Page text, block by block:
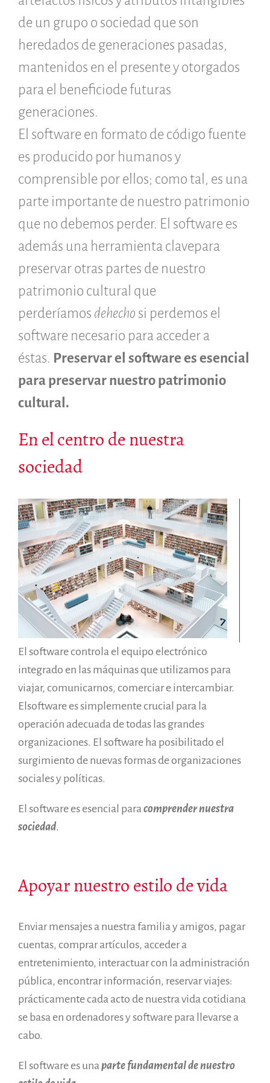
Código historico
SWH Acquisition Process
Software Stories
Usarios
Embajadores
Estudiantes
Grants
Apoyo
ALIG
Colaboradores
A propósito
FAQ
Eventos
Newsletter
Publicaciones
Informes anuales
Español
English
Français
de un grupo o sociedad que son
heredados de generaciones pasadas,
mantenidos en el presente y otorgados
para el beneficiode futuras
generaciones.
El software en formato de código fuente
es producido por humanos y
comprensible por ellos; como tal, es una
parte importante de nuestro patrimonio
que no debemos perder. El software es
además una herramienta clavepara
preservar otras partes de nuestro
patrimonio cultural que
perderíamos dehecho si perdemos el
software necesario para acceder a
éstas. Preservar el software es esencial
para preservar nuestro patrimonio
cultural.
En el centro de nuestra
sociedad
El software controla el equipo electrónico
integrado en las máquinas que utilizamos para
viajar, comunicarnos, comerciar e intercambiar.
Elsoftware es simplemente crucial para la
operación adecuada de todas las grandes
organizaciones. El software ha posibilitado el
surgimiento de nuevas formas de organizaciones
sociales y políticas.
El software es esencial para comprender nuestra
sociedad.
Apoyar nuestro estilo de vida
Enviar mensajes a nuestra familia y amigos, pagar
cuentas, comprar artículos, acceder a
entretenimiento, interactuar con la administración
pública, encontrar información, reservar viajes:
prácticamente cada acto de nuestra vida cotidiana
se basa en ordenadores y software para llevarse a
cabo.
El software es una parte fundamental de nuestro